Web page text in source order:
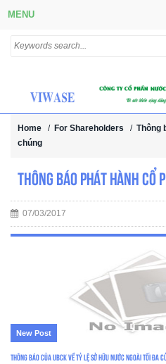
MENU
Home / For Shareholders / Thông
chúng
Thông báo phát hành cổ
07/03/2017
New Post
Thông báo của UBCK về tỷ lệ sở hữu nước ngoài tối đa